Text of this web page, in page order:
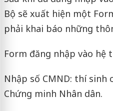
Bộ sẽ xuất hiện một
phải khai báo những
Form đăng nhập vào
Nhập số CMND: thí sinh
Chứng minh Nhân dân.